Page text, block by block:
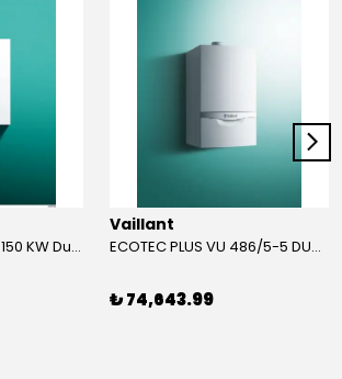
Vaillant ecoFIT Plus 150 KW Duvar Tipi Yoğuşmalı KAZAN
Vaillant
ECOTEC PLUS VU 486/5-5 DUVAR TİPİ YOĞUŞMALI KAZAN
₺ 74,643.99